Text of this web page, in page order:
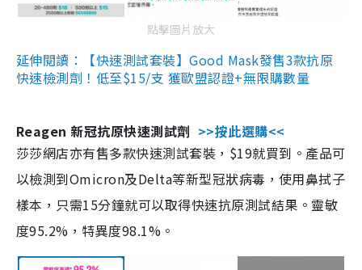
點擊圖片放大
延伸閱讀：【快速測試套裝】Good Mask發售3款抗原
快速檢測劑！低至$15/支 獲歐盟認證+無限購數量
Reagen 新冠抗原快速測試劑 >>按此選購<<
莎莎網店亦有售多款快速測試套裝，$19就買到。產品可
以檢測到Omicron及Delta等新型冠狀病毒，使用鼻拭子
樣本，只需15分鐘就可以取得快速抗原測試結果。靈敏
度95.2%，特異度98.1%。